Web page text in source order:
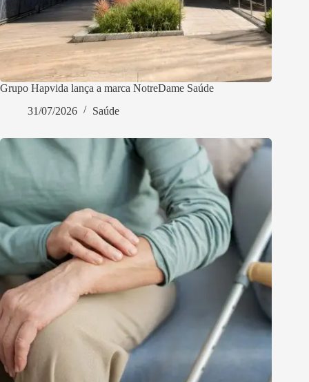
Grupo Hapvida lança a marca NotreDame Saúde
31/07/2026
Saúde